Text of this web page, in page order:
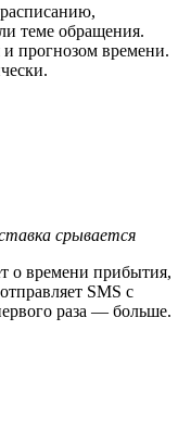
теме обращения.
прогнозом времени.
срывается
о времени прибытия,
SMS с
раза — больше.